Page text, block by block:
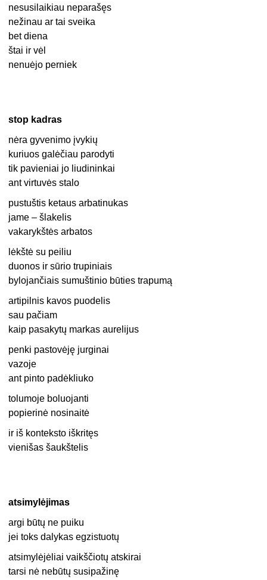
nesusilaikiau neparašęs
nežinau ar tai sveika
bet diena
štai ir vėl
nenuėjo perniek
stop kadras
nėra gyvenimo įvykių
kuriuos galėčiau parodyti
tik pavieniai jo liudininkai
ant virtuvės stalo
pustuštis ketaus arbatinukas
jame – šlakelis
vakarykštės arbatos
lėkštė su peiliu
duonos ir sūrio trupiniais
bylojančiais sumuštinio būties trapumą
artipilnis kavos puodelis
sau pačiam
kaip pasakytų markas aurelijus
penki pastovėję jurginai
vazoje
ant pinto padėkliuko
tolumoje boluojanti
popierinė nosinaitė
ir iš konteksto iškritęs
vienišas šaukštelis
atsimylėjimas
argi būtų ne puiku
jei toks dalykas egzistuotų
atsimylėjėliai vaikščiotų atskirai
tarsi nė nebūtų susipažinę